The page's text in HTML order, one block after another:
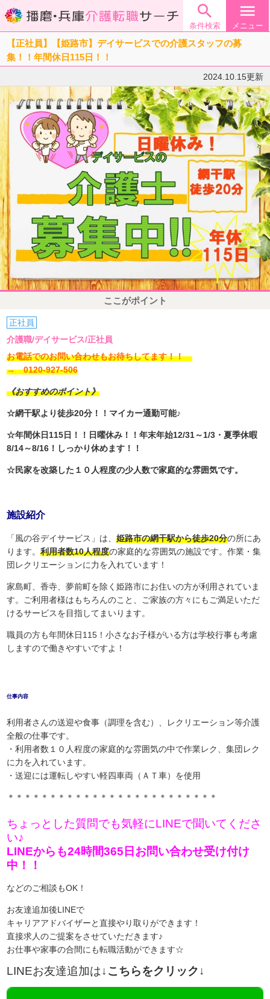

条件検索
menu
メニュー
【正社員】【姫路市】デイサービスでの介護スタッフの募
集！！年間休日115日！！
2024.10.15更新
ここがポイント
正社員
介護職/デイサービス/正社員
お電話でのお問い合わせもお待ちしてます！！
→ 0120-927-506
《おすすめのポイント》
☆網干駅より徒歩20分！！マイカー通勤可能♪
☆年間休日115日！！日曜休み！！年末年始12/31～1/3・夏季休暇
8/14～8/16！しっかり休めます！！
☆民家を改築した１０人程度の少人数で家庭的な雰囲気です。
施設紹介
「風の谷デイサービス」は、姫路市の網干駅から徒歩20分の所にあ
ります。利用者数10人程度の家庭的な雰囲気の施設です。作業・集
団レクリエーションに力を入れています！
家島町、香寺、夢前町を除く姫路市にお住いの方が利用されていま
す。ご利用者様はもちろんのこと、ご家族の方々にもご満足いただ
けるサービスを目指してまいります。
職員の方も年間休日115！小さなお子様がいる方は学校行事も考慮
しますので働きやすいですよ！
仕事内容
利用者さんの送迎や食事（調理を含む）、レクリエーション等介護
全般の仕事です。
・利用者数１０人程度の家庭的な雰囲気の中で作業レク、集団レク
に力を入れています。
・送迎には運転しやすい軽四車両（ＡＴ車）を使用
＊＊＊＊＊＊＊＊＊＊＊＊＊＊＊＊＊＊＊＊＊＊＊＊＊
ちょっとした質問でも気軽にLINEで聞いてくださ
い♪
LINEからも24時間365日お問い合わせ受け付け
中！！
などのご相談もOK！
お友達追加後LINEで
キャリアアドバイザーと直接やり取りができます！
直接求人のご提案をさせていただきます♪
お仕事や家事の合間にも転職活動ができます☆
LINEお友達追加は↓こちらをクリック↓